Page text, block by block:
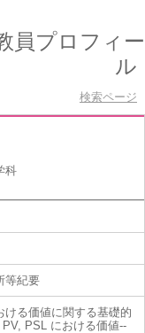
員プロフィー
ル
検索ページ
科
等紀要
ける価値に関する基礎的
PSL における価値--